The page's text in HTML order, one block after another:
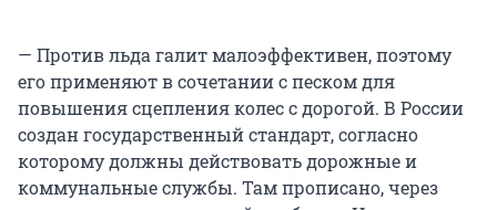
— Против льда галит малоэффективен, поэтому
его применяют в сочетании с песком для
повышения сцепления колес с дорогой. В России
создан государственный стандарт, согласно
которому должны действовать дорожные и
коммунальные службы. Там прописано, через